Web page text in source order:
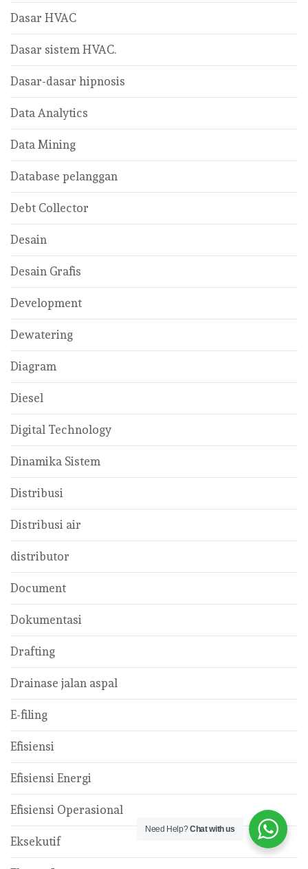
Dasar HVAC
Dasar sistem HVAC.
Dasar-dasar hipnosis
Data Analytics
Data Mining
Database pelanggan
Debt Collector
Desain
Desain Grafis
Development
Dewatering
Diagram
Diesel
Digital Technology
Dinamika Sistem
Distribusi
Distribusi air
distributor
Document
Dokumentasi
Drafting
Drainase jalan aspal
E-filing
Efisiensi
Efisiensi Energi
Efisiensi Operasional
Eksekutif
Need Help?Chat with us